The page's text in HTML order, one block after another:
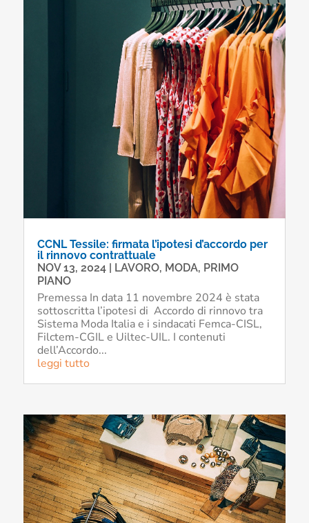
CCNL Tessile: firmata l’ipotesi d’accordo per
il rinnovo contrattuale
NOV 13, 2024| LAVORO, MODA, PRIMO
PIANO
Premessa In data 11 novembre 2024 è stata
sottoscritta l’ipotesi di Accordo di rinnovo tra
Sistema Moda Italia e i sindacati Femca-CISL,
Filctem-CGIL e Uiltec-UIL. I contenuti
dell’Accordo...
leggi tutto